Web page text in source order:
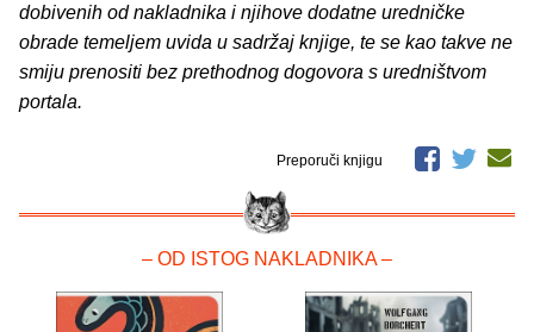
dobivenih od nakladnika i njihove dodatne uredničke
obrade temeljem uvida u sadržaj knjige, te se kao takve ne
smiju prenositi bez prethodnog dogovora s uredništvom
portala.
Preporuči knjigu
– OD ISTOG NAKLADNIKA –